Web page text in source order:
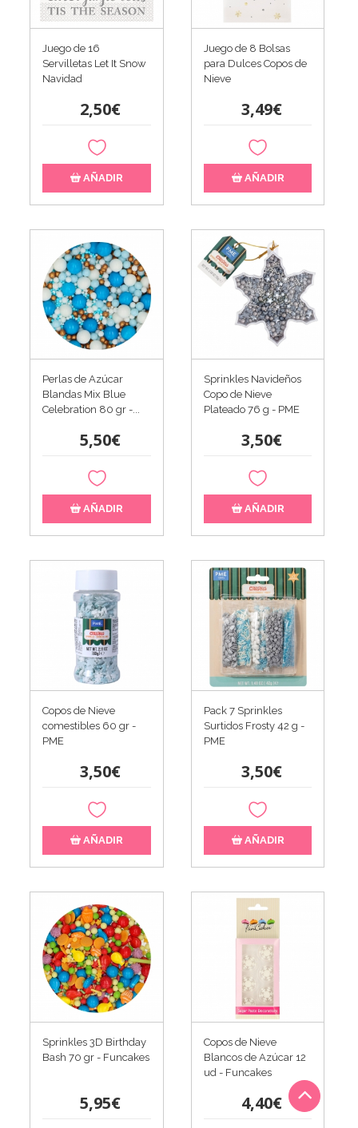
Juego de 16
Servilletas Let It Snow
Navidad
2,50€
AÑADIR
Juego de 8 Bolsas
para Dulces Copos de
Nieve
3,49€
AÑADIR
Perlas de Azúcar
Blandas Mix Blue
Celebration 80 gr -...
5,50€
AÑADIR
Sprinkles Navideños
Copo de Nieve
Plateado 76 g - PME
3,50€
AÑADIR
Copos de Nieve
comestibles 60 gr -
PME
3,50€
AÑADIR
Pack 7 Sprinkles
Surtidos Frosty 42 g -
PME
3,50€
AÑADIR
Sprinkles 3D Birthday
Bash 70 gr - Funcakes
5,95€
Copos de Nieve
Blancos de Azúcar 12
ud - Funcakes
4,40€